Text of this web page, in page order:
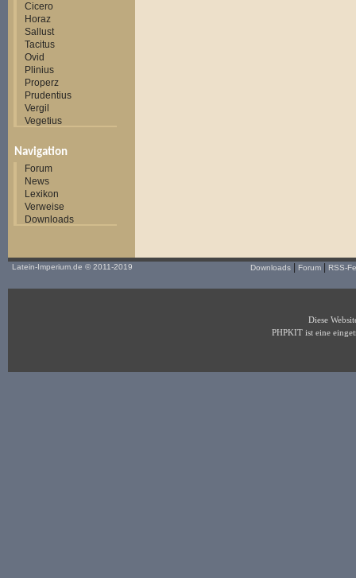
Cicero
Horaz
Sallust
Tacitus
Ovid
Plinius
Properz
Prudentius
Vergil
Vegetius
Navigation
Forum
News
Lexikon
Verweise
Downloads
Latein-Imperium.de © 2011-2019 Downloads Forum RSS-
Diese
PHPKIT ist eine